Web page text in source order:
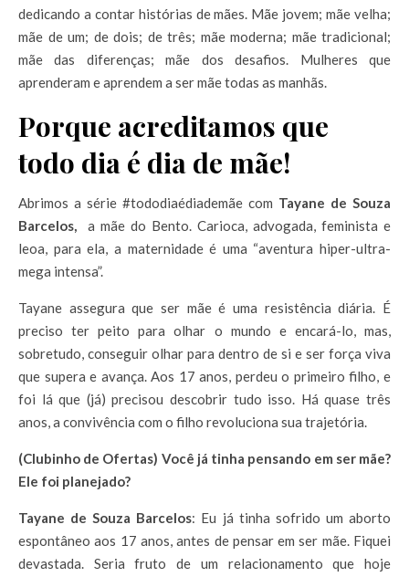
dedicando a contar histórias de mães. Mãe jovem; mãe velha;
mãe de um; de dois; de três; mãe moderna; mãe tradicional;
mãe das diferenças; mãe dos desafios. Mulheres que
aprenderam e aprendem a ser mãe todas as manhãs.
Porque acreditamos que
todo dia é dia de mãe!
Abrimos a série #tododiaédiademãe com Tayane de Souza
Barcelos, a mãe do Bento. Carioca, advogada, feminista e
leoa, para ela, a maternidade é uma “aventura hiper-ultra-
mega intensa”.
Tayane assegura que ser mãe é uma resistência diária. É
preciso ter peito para olhar o mundo e encará-lo, mas,
sobretudo, conseguir olhar para dentro de si e ser força viva
que supera e avança. Aos 17 anos, perdeu o primeiro filho, e
foi lá que (já) precisou descobrir tudo isso. Há quase três
anos, a convivência com o filho revoluciona sua trajetória.
(Clubinho de Ofertas) Você já tinha pensando em ser mãe?
Ele foi planejado?
Tayane de Souza Barcelos: Eu já tinha sofrido um aborto
espontâneo aos 17 anos, antes de pensar em ser mãe. Fiquei
devastada. Seria fruto de um relacionamento que hoje